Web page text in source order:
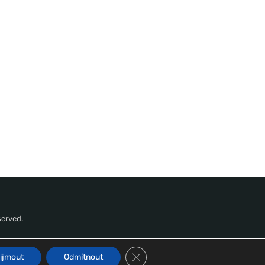
Odmítnout Zavřít cookie lištu GDPR